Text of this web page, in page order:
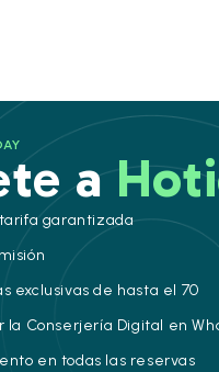
a
garantizada
exclusivas de hasta el 70
la Conserjería Digital en
en todas las reservas